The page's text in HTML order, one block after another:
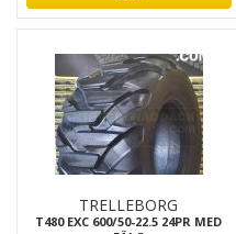
TRELLEBORG
T480 EXC 600/50-22.5 24PR MED